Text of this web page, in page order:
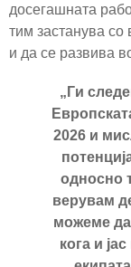
досегашната
тим застанува со
и да се развива
„Ги
2026 и
односно
верувам
можеме да
кога и